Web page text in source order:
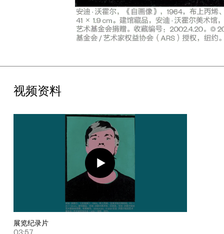
的拍摄资金往往来自沃霍尔成功的商业艺术，如绘画和以标志性品
牌为主题创作的作品收入。“沃霍尔重塑”章节集中展出了沃霍尔的
商业艺术创作。作为一名商业艺术家，沃霍尔将此前作品中的图像
和品牌与20世纪80年代的纽约文化重新混合，创作了诸如金宝
规范的变化，以及自身艺术发展需求而进行的技术创新和风格转
最后，“非物质”章节探讨了沃霍尔步入生命最后阶段与灵性的抗
争，并通过“迷彩”（1986）和“罗夏墨迹测验”（1984）系列作品
展现了沃霍尔向抽象和概念艺术转变的创作实践。这一章节同时还
展出了沃霍尔70年代末的多幅自画像与80年代初创作的“神话”系
列（1981）。在沃霍尔1987年意外离世之后，沃霍尔因“神话”系列
而被誉为美国神话和波普圣徒。“成为安迪·沃霍尔”为了解沃霍尔横
跨艺术、商业插画、实验电影制作等众多领域的巧妙挪用、大批量
生产的创作方式与当代流行文化、社会交际和年轻文化的特殊关联
提供了崭新的视角，突出展现了在美国战后经济增长和社会发展时
期，沃霍尔将艺术融入城市生活，凭借其对都市夜生活、好莱坞、
时尚和音乐的观察与参与，在其塑造文化的过程中所发挥的关键作
视频资料
展览纪录片
03:57